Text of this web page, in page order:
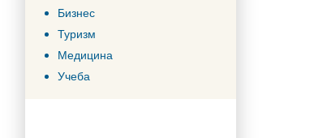
Бизнес
Туризм
Медицина
Учеба